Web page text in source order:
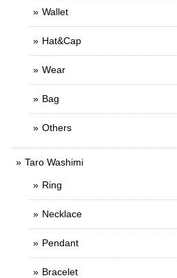
Wallet
Hat&Cap
Wear
Bag
Others
Taro Washimi
Ring
Necklace
Pendant
Bracelet